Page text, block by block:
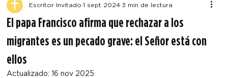
El papa Francisco afirma que rechazar a los
migrantes es un pecado grave: el Señor está con
ellos
Escritor Invitado 1 sept 2024 3 min de lectura
Actualizado: 16 nov 2025